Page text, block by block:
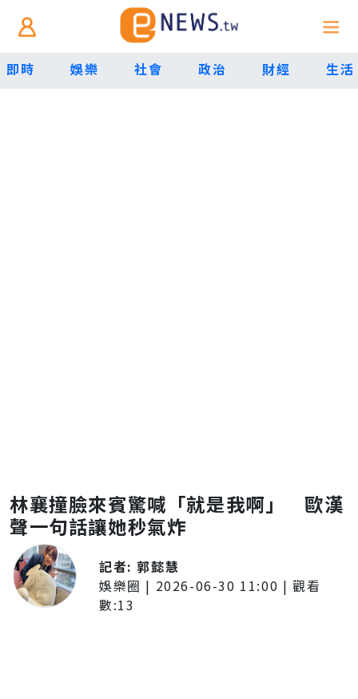
即時 娛樂 社會 政治 財經 生活
林襄撞臉來賓驚喊「就是我啊」 歐漢
聲一句話讓她秒氣炸
記者:郭懿慧
娛樂圈 | 2026-06-30 11:00 | 觀看
數:13